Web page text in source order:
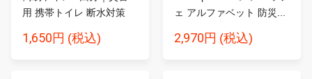
用 携帯トイレ 断水対策
1,650円 (税込)
ェ アルファベット 防災...
2,970円 (税込)